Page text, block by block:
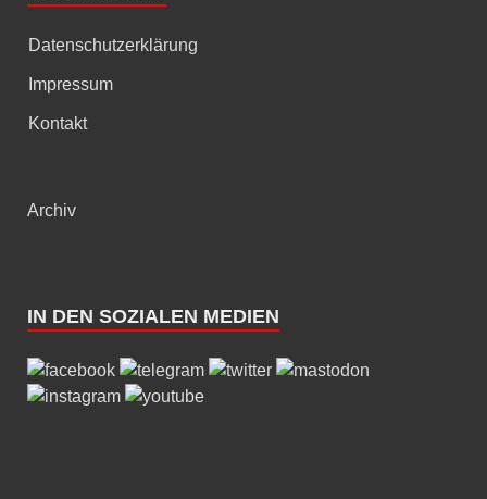
Datenschutzerklärung
Impressum
Kontakt
Archiv
IN DEN SOZIALEN MEDIEN